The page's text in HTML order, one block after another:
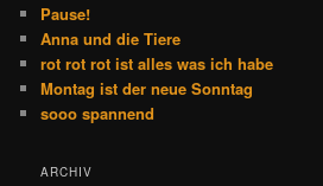
Pause!
Anna und die Tiere
rot rot rot ist alles was ich habe
Montag ist der neue Sonntag
sooo spannend
ARCHIV